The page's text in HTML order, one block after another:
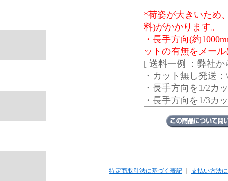
*荷姿が大きいため
料)がかかります。
・長手方向(約
ットの有無をメー
[ 送料一例 ：弊社
・カット無し発送
・長手方向を1/2カ
・長手方向を1/3カ
特定商取引法に基づく表記
支払い方法